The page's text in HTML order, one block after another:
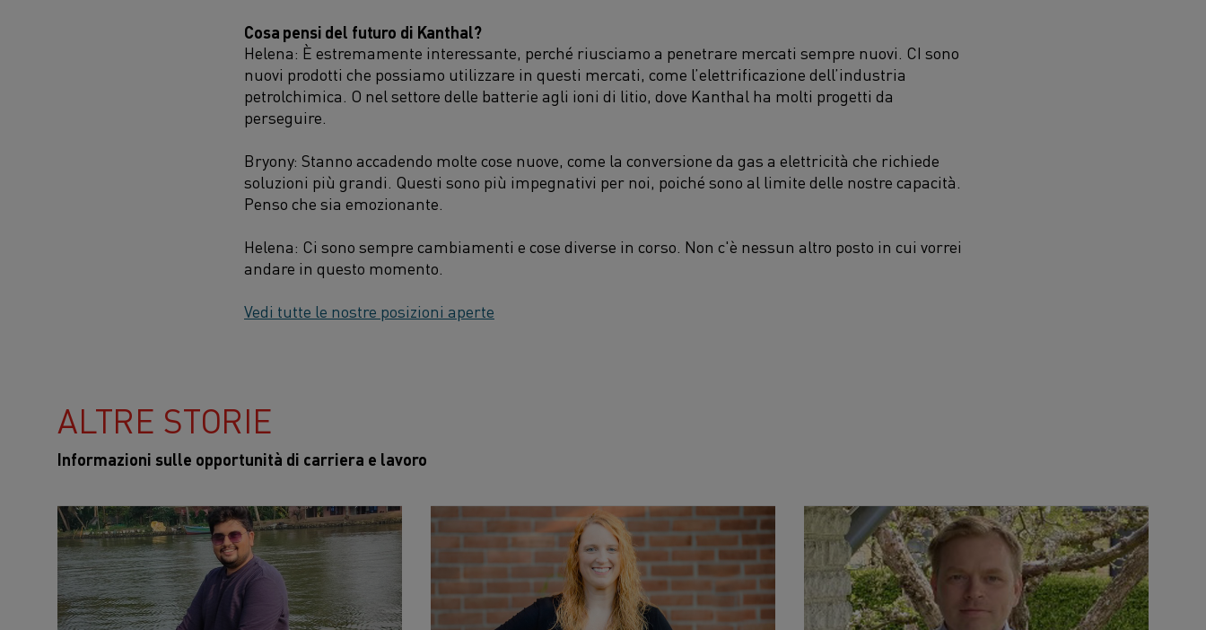
Cosa pensi del futuro di Kanthal?
Helena: È estremamente interessante, perché riusciamo a penetrare mercati sempre nuovi. CI sono
nuovi prodotti che possiamo utilizzare in questi mercati, come l’elettrificazione dell’industria
petrolchimica. O nel settore delle batterie agli ioni di litio, dove Kanthal ha molti progetti da
perseguire.
Bryony: Stanno accadendo molte cose nuove, come la conversione da gas a elettricità che richiede
soluzioni più grandi. Questi sono più impegnativi per noi, poiché sono al limite delle nostre capacità.
Penso che sia emozionante.
Helena: Ci sono sempre cambiamenti e cose diverse in corso. Non c'è nessun altro posto in cui vorrei
andare in questo momento.
Vedi tutte le nostre posizioni aperte
ALTRE STORIE
Informazioni sulle opportunità di carriera e lavoro